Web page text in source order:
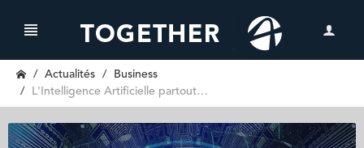
Actualités
Business
L'Intelligence Artificielle partout…